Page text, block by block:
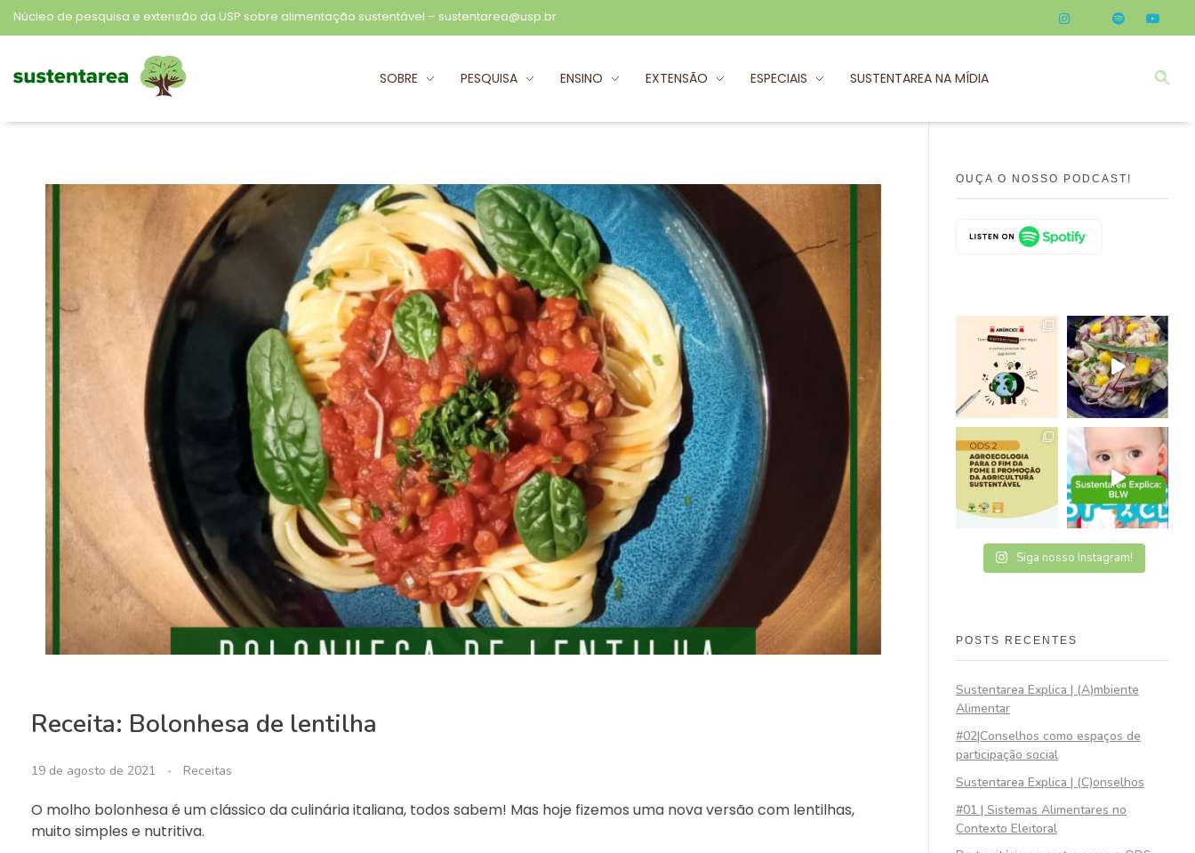
Núcleo de pesquisa e extensão da USP sobre alimentação sustentável – sustentarea@usp.br
Sustentarea
SOBRE PESQUISA ENSINO EXTENSÃO ESPECIAIS SUSTENTAREA NA MÍDIA
Receita: Bolonhesa de lentilha
19 de agosto de 2021 Receitas
O molho bolonhesa é um clássico da culinária italiana, todos sabem! Mas hoje fizemos uma nova versão com lentilhas,
muito simples e nutritiva.
OUÇA O NOSSO PODCAST!
Siga nosso Instagram!
POSTS RECENTES
Sustentarea Explica | (A)mbiente
Alimentar
#02|Conselhos como espaços de
participação social
Sustentarea Explica | (C)onselhos
#01 | Sistemas Alimentares no
Contexto Eleitoral